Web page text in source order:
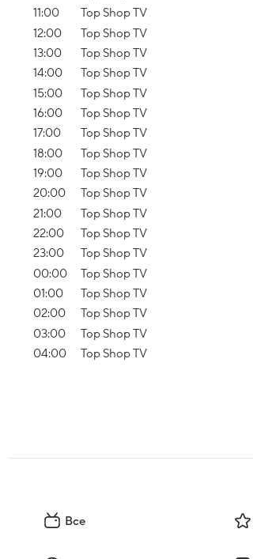
11:00
Top Shop TV
12:00
Top Shop TV
13:00
Top Shop TV
14:00
Top Shop TV
15:00
Top Shop TV
16:00
Top Shop TV
17:00
Top Shop TV
18:00
Top Shop TV
19:00
Top Shop TV
20:00
Top Shop TV
21:00
Top Shop TV
22:00
Top Shop TV
23:00
Top Shop TV
00:00
Top Shop TV
01:00
Top Shop TV
02:00
Top Shop TV
03:00
Top Shop TV
04:00
Top Shop TV
Все